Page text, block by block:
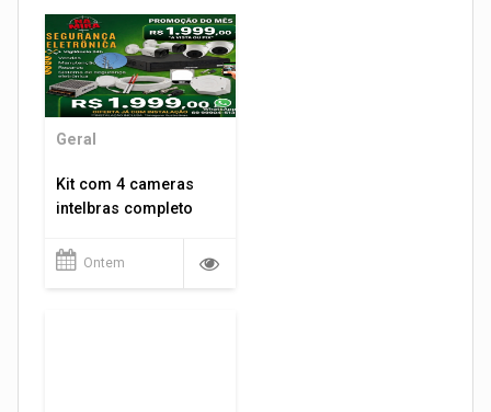
Geral
Kit com 4 cameras
intelbras completo
Ontem